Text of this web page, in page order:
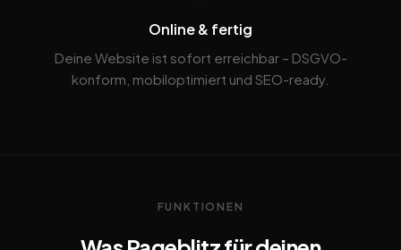
Online & fertig
Deine Website ist sofort erreichbar – DSGVO-
konform, mobiloptimiert und SEO-ready.
FUNKTIONEN